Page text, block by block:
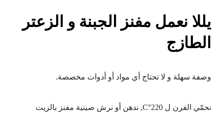
يللا نعمل مفنز الجبنة و الزعتر
الطازج
وصفة سهلة و لا تحتاج أي مواد أو أدوات مخصصة.
نحمّي الفرن ل 220°C, ندهن أو نرش صينية مفنز بالزيت